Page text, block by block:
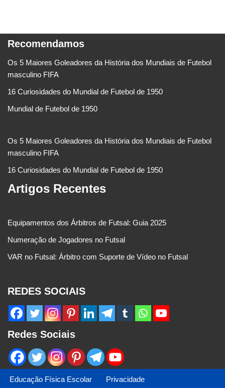
Recomendamos
Os 5 Maiores Goleadores da História dos Mundiais de Futebol
masculino FIFA
16 Curiosidades do Mundial de Futebol de 1950
Mundial de Futebol de 1950
Os 5 Maiores Goleadores da História dos Mundiais de Futebol
masculino FIFA
16 Curiosidades do Mundial de Futebol de 1950
Artigos Recentes
Equipamentos dos Árbitros de Futsal: Guia 2025
Numeração de Jogadores no Futsal
VAR no Futsal: Árbitro com Suporte de Vídeo no Futsal
REDES SOCIAIS
Redes Sociais
Educação Física Escolar Privacidade